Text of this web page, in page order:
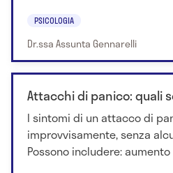
PSICOLOGIA
Dr.ssa Assunta Gennarelli
Attacchi di panico: quali
I sintomi di un attacco di
improvvisamente, senza
Possono includere: aumento